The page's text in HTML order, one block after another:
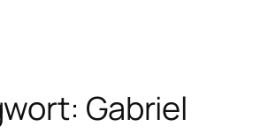
Gabriel